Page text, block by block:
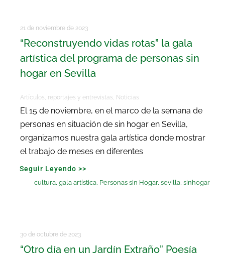
21 de noviembre de 2023
“Reconstruyendo vidas rotas” la gala
artística del programa de personas sin
hogar en Sevilla
Artículos, reportajes y entrevistas, Noticias
El 15 de noviembre, en el marco de la semana de
personas en situación de sin hogar en Sevilla,
organizamos nuestra gala artística donde mostrar
el trabajo de meses en diferentes
Seguir Leyendo >>
cultura ,gala artística Personas sin Hogar,sevilla ,sinhogar
30 de octubre de 2023
“Otro día en un Jardín Extraño” Poesía